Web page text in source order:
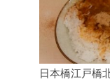
日本橋江戸橋